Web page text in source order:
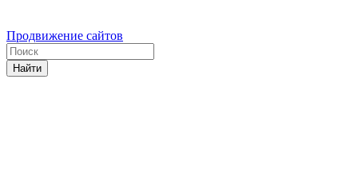
Продвижение сайтов
Найти